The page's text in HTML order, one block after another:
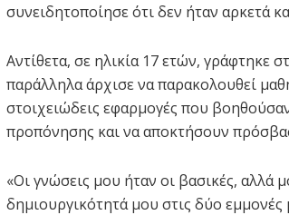
συνειδητοποίησε ότι δεν ήταν αρκετά
Αντίθετα, σε ηλικία 17 ετών, γράφτηκε
παράλληλα άρχισε να παρακολουθεί
στοιχειώδεις εφαρμογές που
προπόνησης και να αποκτήσουν
«Οι γνώσεις μου ήταν οι βασικές,
δημιουργικότητά μου στις δύο